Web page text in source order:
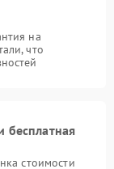
на
что
бесплатная
стоимости